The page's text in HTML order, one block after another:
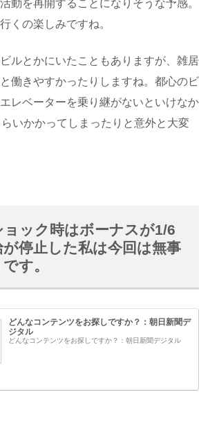
動を再開することになりそうな予感。
くの楽しみですね。
ルとかにいたこともありますが、雑居
働きやすかったりしますね。都心のビ
レベーターを乗り継がないといけなか
いかかってしまったりと意外と大変
ョック時はボーナスが1/6
停止した私は今回は無事
す。
どんなコンテンツをお探しですか？：朝日新聞デ
ジタル
どんなコンテンツをお探しですか？：朝日新聞デジタル